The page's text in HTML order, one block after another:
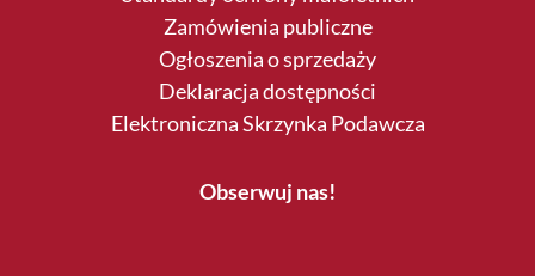
Zamówienia publiczne
Ogłoszenia o sprzedaży
Deklaracja dostępności
Elektroniczna Skrzynka Podawcza
Obserwuj nas!